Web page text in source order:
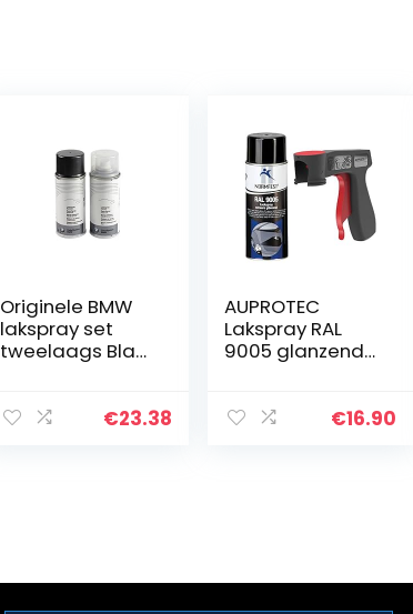
Originele BMW
lakspray set
tweelaags Black
€23.38
AUPROTEC
Lakspray RAL
9005 glanzend
400 ml + 1x
€16.90